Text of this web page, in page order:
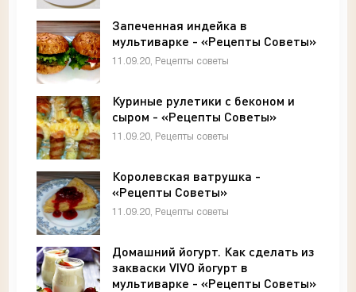
Запеченная индейка в
мультиварке - «Рецепты Советы»
11.09.20, Рецепты советы
Куриные рулетики с беконом и
сыром - «Рецепты Советы»
11.09.20, Рецепты советы
Королевская ватрушка -
«Рецепты Советы»
11.09.20, Рецепты советы
Домашний йогурт. Как сделать из
закваски VIVO йогурт в
мультиварке - «Рецепты Советы»